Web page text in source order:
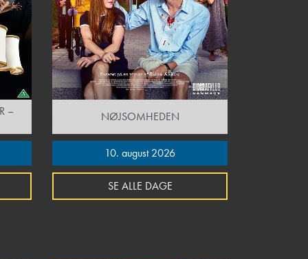
– NØJSOMHEDEN
10. august 2026
SE ALLE DAGE